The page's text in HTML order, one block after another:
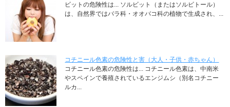
ビットの危険性は... ソルビット（またはソルビトール）
は、自然界ではバラ科・オオバコ科の植物で生成され、...
コチニール色素の危険性と害（大人・子供・赤ちゃん）
コチニール色素の危険性は... コチニール色素は、中南米
やスペインで養殖されているエンジムシ（別名コチニー
ルカ...